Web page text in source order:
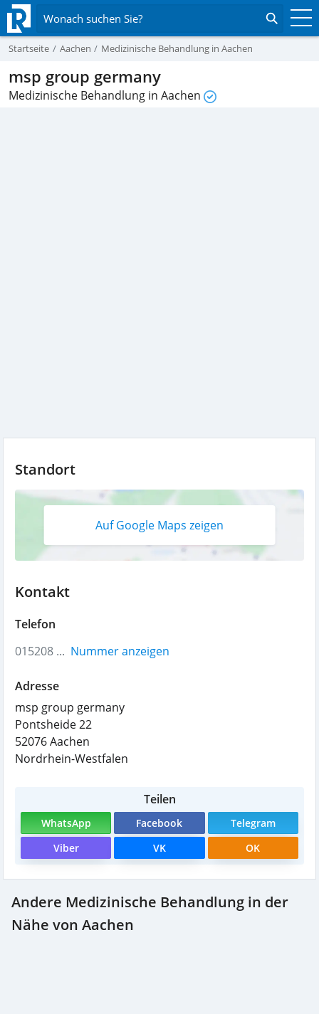
Wonach suchen Sie?
Startseite Aachen Medizinische Behandlung in Aachen
msp group germany
Medizinische Behandlung in Aachen
Standort
Auf Google Maps zeigen
Kontakt
Telefon
015208 ... Nummer anzeigen
Adresse
msp group germany
Pontsheide 22
52076Aachen
Nordrhein-Westfalen
Teilen
WhatsApp Facebook
Telegram
Viber
VK OK
Andere Medizinische Behandlung in der
Nähe von Aachen